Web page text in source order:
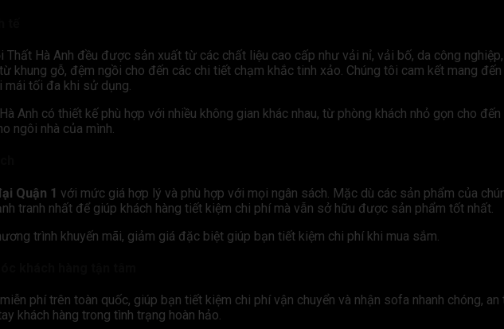
Thất Hà Anh đều được sản xuất từ các chất liệu cao cấp như vải nỉ, vải bố, da công
khung gỗ, đệm ngồi cho đến các chi tiết chạm khắc tinh xảo. Chúng tôi cam kết mang
tối đa khi sử dụng.
Anh có thiết kế phù hợp với nhiều không gian khác nhau, từ phòng khách nhỏ gọn cho
ngôi nhà của mình.
Quận 1 với mức giá hợp lý và phù hợp với mọi ngân sách. Mặc dù các sản phẩm của
tranh nhất để giúp khách hàng tiết kiệm chi phí mà vẫn sở hữu được sản phẩm tốt nhất.
trình khuyến mãi, giảm giá đặc biệt giúp bạn tiết kiệm chi phí khi mua sắm.
phí trên toàn quốc, giúp bạn tiết kiệm chi phí vận chuyển và nhận sofa nhanh chóng,
khách hàng trong tình trạng hoàn hảo.